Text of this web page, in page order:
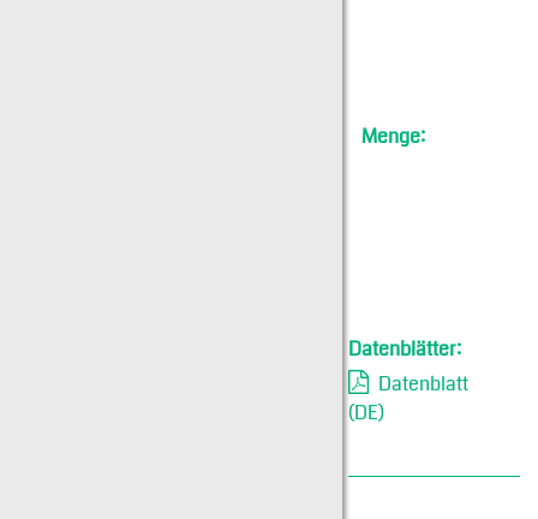
Menge:
Datenblätter:
Datenblatt
(DE)